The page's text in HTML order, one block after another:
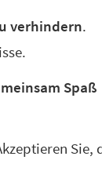
verhindern.
Spaß
Sie,